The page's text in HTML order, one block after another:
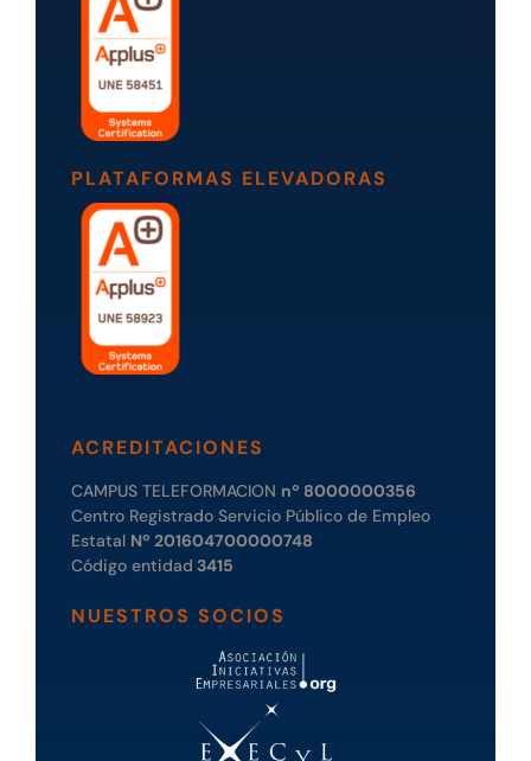
PLATAFORMAS ELEVADORAS
ACREDITACIONES
CAMPUS TELEFORMACION nº 8000000356
Centro Registrado Servicio Público de Empleo
Estatal Nº 201604700000748
Código entidad 3415
NUESTROS SOCIOS